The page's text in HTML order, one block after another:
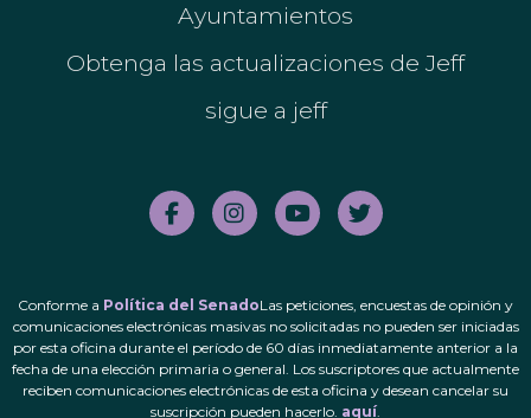
Ayuntamientos
Obtenga las actualizaciones de Jeff
sigue a jeff
Conforme a Política del SenadoLas peticiones, encuestas de opinión y
comunicaciones electrónicas masivas no solicitadas no pueden ser iniciadas
por esta oficina durante el período de 60 días inmediatamente anterior a la
fecha de una elección primaria o general. Los suscriptores que actualmente
reciben comunicaciones electrónicas de esta oficina y desean cancelar su
suscripción pueden hacerlo. aquí.